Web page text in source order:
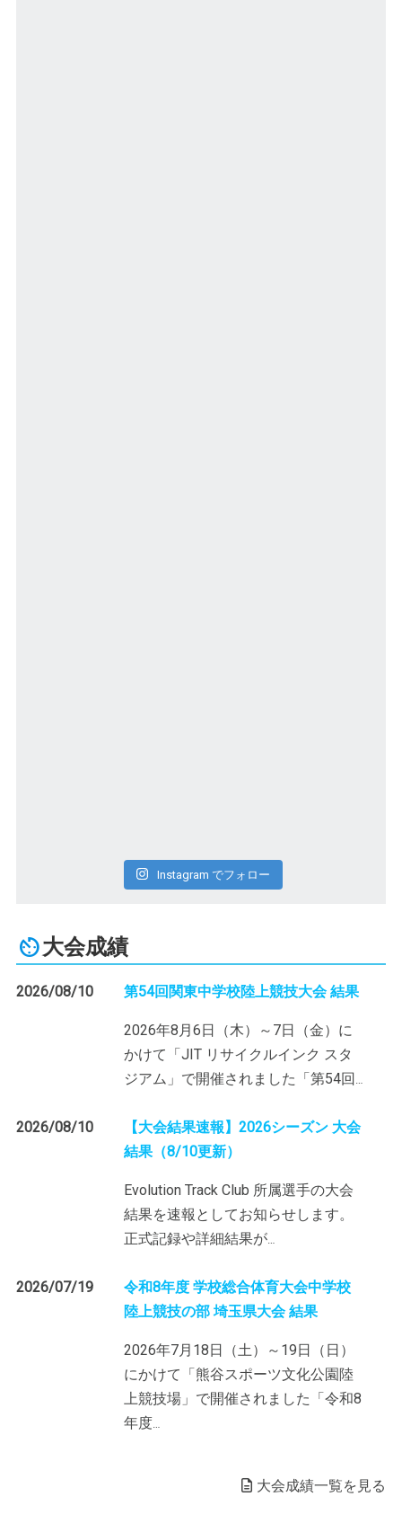
Instagram でフォロー
大会成績
2026/08/10 第54回関東中学校陸上競技大会 結果
2026年8月6日（木）～7日（金）に
かけて「JIT リサイクルインク スタ
ジアム」で開催されました「第54回
2026/08/10
【大会結果速報】2026シーズン 大会
結果（8/10更新）
Evolution Track Club 所属選手の大会
結果を速報としてお知らせします。
正式記録や詳細結果が…
2026/07/19
令和8年度 学校総合体育大会中学校
陸上競技の部 埼玉県大会 結果
2026年7月18日（土）～19日（日）
にかけて「熊谷スポーツ文化公園陸
上競技場」で開催されました「令和8
年度
大会成績一覧を見る